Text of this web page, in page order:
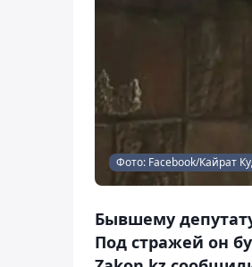
Фото: Facebook/Кайрат
Бывшему
Под стражей он